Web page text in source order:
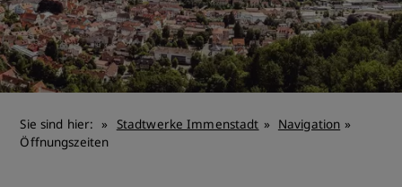
Sie sind hier: Stadtwerke Immenstadt
Navigation
Öffnungszeiten